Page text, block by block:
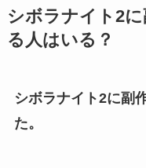
シボラナイト2
る人はいる？
シボラナイト2に副
た。